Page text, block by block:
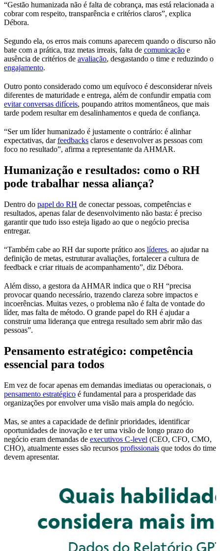
“Gestão humanizada não é falta de cobrança, mas está relacionada a
cobrar com respeito, transparência e critérios claros”, explica
Débora.
Segundo ela, os erros mais comuns aparecem quando o discurso não
bate com a prática, traz metas irreais, falta de comunicação e
ausência de critérios de avaliação, desgastando o time e reduzindo o
engajamento.
Outro ponto considerado como um equívoco é desconsiderar níveis
diferentes de maturidade e entrega, além de confundir empatia com
evitar conversas difíceis, poupando atritos momentâneos, que mais
tarde podem resultar em desalinhamentos e queda de confiança.
“Ser um líder humanizado é justamente o contrário: é alinhar
expectativas, darfeedbacks claros e desenvolver as pessoas com
foco no resultado”, afirma a representante da AHMAR.
Humanização e resultados: como o RH
pode trabalhar nessa aliança?
Dentro do papel do RH de conectar pessoas, competências e
resultados, apenas falar de desenvolvimento não basta: é preciso
garantir que tudo isso esteja ligado ao que o negócio precisa
entregar.
“Também cabe ao RH dar suporte prático aos líderes, ao ajudar na
definição de metas, estruturar avaliações, fortalecer a cultura de
feedback e criar rituais de acompanhamento”, diz Débora.
Além disso, a gestora da AHMAR indica que o RH “precisa
provocar quando necessário, trazendo clareza sobre impactos e
incoerências. Muitas vezes, o problema não é falta de vontade do
líder, mas falta de método. O grande papel do RH é ajudar a
construir uma liderança que entrega resultado sem abrir mão das
pessoas”.
Pensamento estratégico: competência
essencial para todos
Em vez de focar apenas em demandas imediatas ou operacionais, o
pensamento estratégico é fundamental para a prosperidade das
organizações por envolver uma visão mais ampla do negócio.
Mas, se antes a capacidade de definir prioridades, identificar
oportunidades de inovação e ter uma visão de longo prazo do
negócio eram demandas de executivos C-level (CEO, CFO, CMO,
CHO), atualmente esses são recursos profissionais que todos do time
devem apresentar.